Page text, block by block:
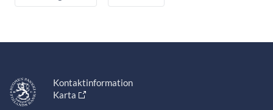
Kontaktinformation
Karta